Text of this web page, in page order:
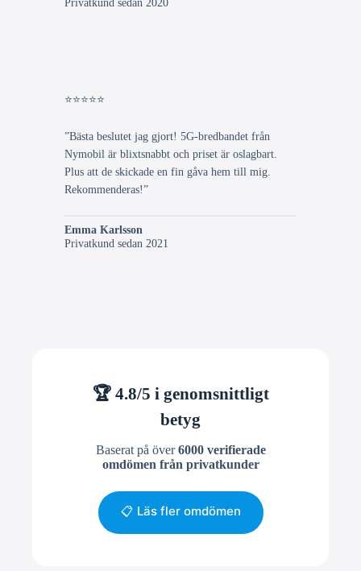
⭐⭐⭐⭐⭐
”Bästa beslutet jag gjort! 5G-bredbandet från
Nymobil är blixtsnabbt och priset är oslagbart.
Plus att de skickade en fin gåva hem till mig.
Rekommenderas!”
Emma Karlsson
Privatkund sedan 2021
🏆 4.8/5 i genomsnittligt
betyg
Baserat på över6000 verifierade
omdömen från privatkunder
📋 Läs fler omdömen